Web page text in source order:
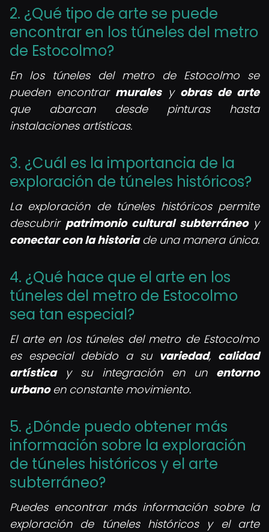
2. ¿Qué tipo de arte se puede
encontrar en los túneles del metro
de Estocolmo?
En los túneles del metro de Estocolmo se
pueden encontrar muralesy obras de arte
que abarcan desde pinturas hasta
instalaciones artísticas.
3. ¿Cuál es la importancia de la
exploración de túneles históricos?
La exploración de túneles históricos permite
descubrir patrimonio cultural subterráneoy
conectar con la historiade una manera única.
4. ¿Qué hace que el arte en los
túneles del metro de Estocolmo
sea tan especial?
El arte en los túneles del metro de Estocolmo
es especial debido a su variedad, calidad
artísticay su integración en un entorno
urbanoen constante movimiento.
5. ¿Dónde puedo obtener más
información sobre la exploración
de túneles históricos y el arte
subterráneo?
Puedes encontrar más información sobre la
exploración de túneles históricos y el arte